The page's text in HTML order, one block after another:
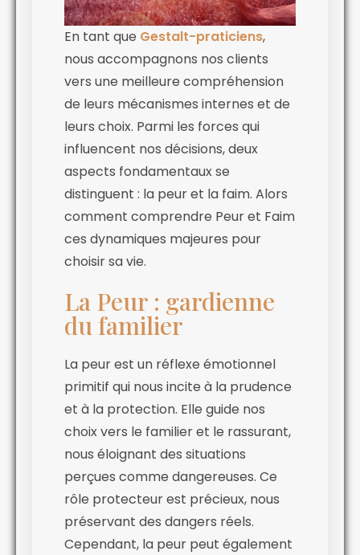
En tant que Gestalt-praticiens,
nous accompagnons nos clients
vers une meilleure compréhension
de leurs mécanismes internes et de
leurs choix. Parmi les forces qui
influencent nos décisions, deux
aspects fondamentaux se
distinguent : la peur et la faim. Alors
comment comprendre Peur et Faim
ces dynamiques majeures pour
choisir sa vie.
La Peur : gardienne
du familier
La peur est un réflexe émotionnel
primitif qui nous incite à la prudence
et à la protection. Elle guide nos
choix vers le familier et le rassurant,
nous éloignant des situations
perçues comme dangereuses. Ce
rôle protecteur est précieux, nous
préservant des dangers réels.
Cependant, la peur peut également